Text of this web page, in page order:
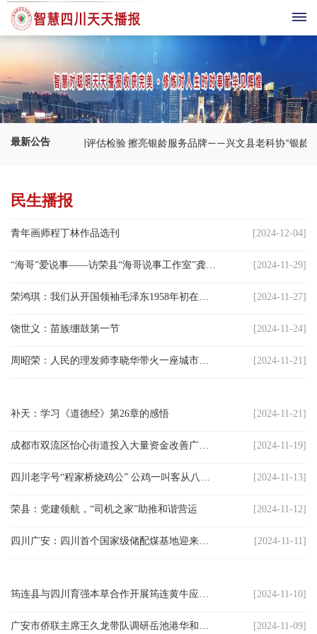
首
综
科
智
关
工
委
四
最新公告 迎中期评估检验 擦亮银龄服务品牌——兴文县老科协“
民生播报
青年画师程丁林作品选刊 [2024-12-04]
“海哥”爱说事——访荣县“海哥说事工作室”龚显海 [2024-11-29]
荣鸿琪：我们从开国领袖毛泽东1958年初在成都圈阅过的四首咏诸葛亮的唐诗中获得了什么样的历史启示 [2024-11-27]
饶世义：苗族绷鼓第一节 [2024-11-24]
周昭荣：人民的理发师李晓华带火一座城市的启示 [2024-11-21]
补天：学习《道德经》第26章的感悟 [2024-11-21]
成都市双流区怡心街道投入大量资金改善广大居民健身条件 [2024-11-19]
四川老字号“程家桥烧鸡公” 公鸡一叫客从八方来 [2024-11-13]
荣县：党建领航，“司机之家”助推和谐营运 [2024-11-12]
四川广安：四川首个国家级储配煤基地迎来首列运煤专列 [2024-11-11]
筠连县与四川育强本草合作开展筠连黄牛应用本草研究 [2024-11-10]
广安市侨联主席王久龙带队调研岳池港华和生物医药企业 [2024-11-09]